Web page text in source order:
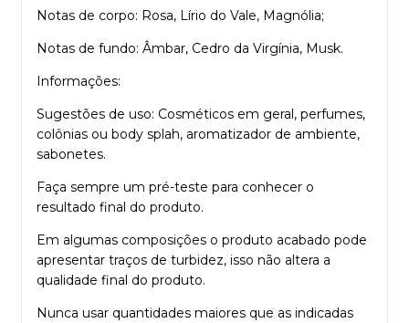
Notas de corpo: Rosa, Lírio do Vale, Magnólia;
Notas de fundo: Âmbar, Cedro da Virgínia, Musk.
Informações:
Sugestões de uso: Cosméticos em geral, perfumes,
colônias ou body splah, aromatizador de ambiente,
sabonetes.
Faça sempre um pré-teste para conhecer o
resultado final do produto.
Em algumas composições o produto acabado pode
apresentar traços de turbidez, isso não altera a
qualidade final do produto.
Nunca usar quantidades maiores que as indicadas